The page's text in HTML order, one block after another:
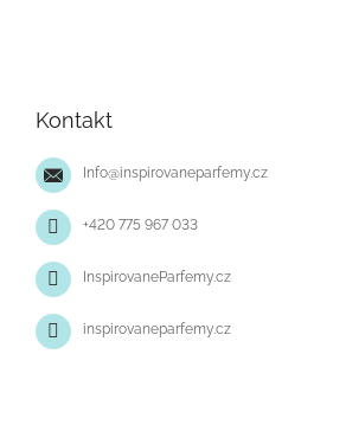
Kontakt
Info@inspirovaneparfemy.cz
+420 775 967 033
InspirovaneParfemy.cz
inspirovaneparfemy.cz